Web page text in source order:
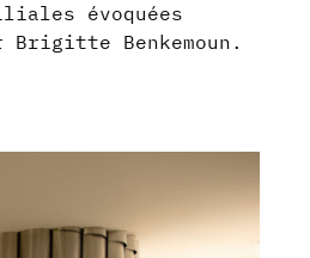
évoquées
Brigitte Benkemoun.